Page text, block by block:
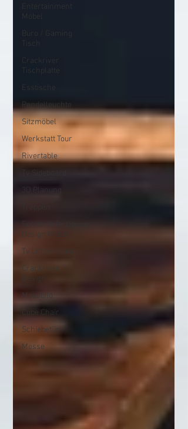
Entertainment
Möbel
Büro / Gaming
Crackriver
Tischplatte
Esstische
Pendelleuchte
Sitzmöbel
Werkstatt Tour
Rivertable
3D Planung
Design Möbel
Tv Lift Schrank
Crackriver
Design
Moosbild
Cube Chair
Schiebetür
Messe